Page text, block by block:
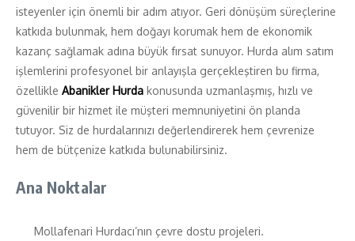
isteyenler için önemli bir adım atıyor. Geri dönüşüm süreçlerine
katkıda bulunmak, hem doğayı korumak hem de ekonomik
kazanç sağlamak adına büyük fırsat sunuyor. Hurda alım satım
işlemlerini profesyonel bir anlayışla gerçekleştiren bu firma,
özellikle Abanikler Hurda konusunda uzmanlaşmış, hızlı ve
güvenilir bir hizmet ile müşteri memnuniyetini ön planda
tutuyor. Siz de hurdalarınızı değerlendirerek hem çevrenize
hem de bütçenize katkıda bulunabilirsiniz.
Ana Noktalar
Mollafenari Hurdacı’nın çevre dostu projeleri.